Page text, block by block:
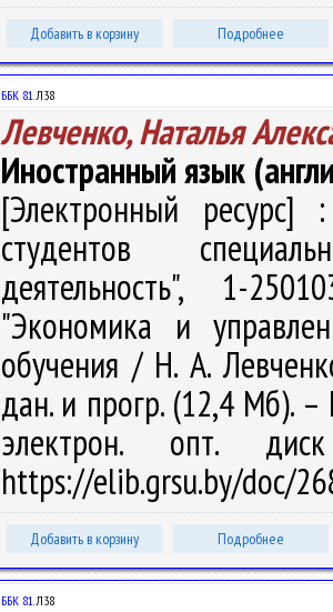
Добавить в корзину Подробнее
ББК 81.Л38
Левченко, Наталья
Иностранный язык
[Электронный ресурс]
студентов
деятельность", 1-
"Экономика и
обучения / Н. А.
дан. и прогр. (12,4 Мб).
электрон. опт.
https://elib.grsu.by/doc/
Добавить в корзину Подробнее
ББК 81.Л38